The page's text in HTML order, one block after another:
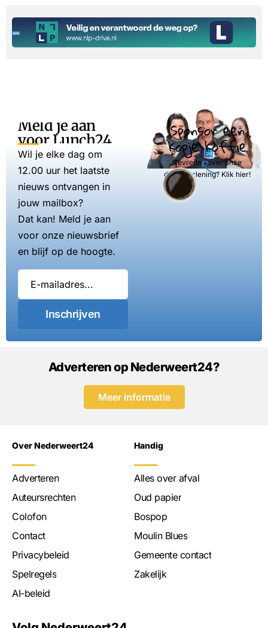
Meld je aan
voor Lunch24
Wil je elke dag om
12.00 uur het laatste
nieuws ontvangen in
jouw mailbox?
Dat kan! Meld je aan
voor onze nieuwsbrief
en blijf op de hoogte.
Inschrijven
Sponsor een
kopje koffie
Tevreden over onze
dienstverlening? Klik hier!
Adverteren op Nederweert24?
Meer informatie
Over Nederweert24
Adverteren
Auteursrechten
Colofon
Contact
Privacybeleid
Spelregels
AI-beleid
Handig
Alles over afval
Oud papier
Bospop
Moulin Blues
Gemeente contact
Zakelijk